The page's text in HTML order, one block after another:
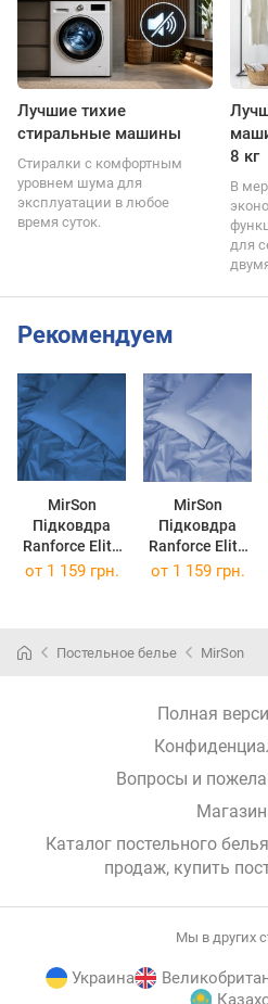
Лучшие тихие
стиральные машины
Стиралки с комфортным
уровнем шума для
эксплуатации в любое
время суток.
8 кг
В
для
Рекомендуем
MirSon
Підковдра
Ranforce Elite
17-4735
MirSon
Підковдра
Ranforce Elite
14-4121 Blanco
от 1 159 грн. от 1 159 грн.
Постельное белье MirSon
Полная
Вопросы и
Каталог постельного
продаж, купить
Мы в других
Украина